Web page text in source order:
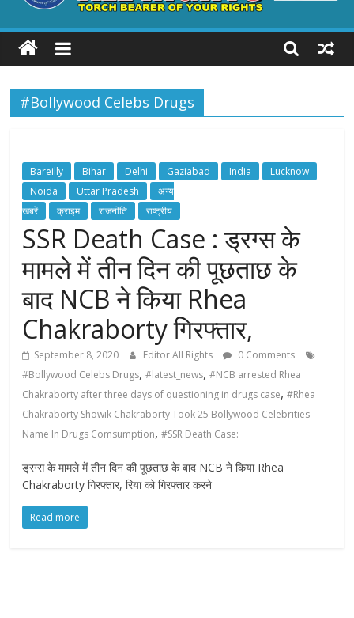
ALL
RIGHTS
Torch
your
Rights
#Bollywood Celebs Drugs
Bareilly Bihar Delhi Gaziabad India
Lucknow
Noida
Uttar Pradesh
अन्य
खबरें
क्राइम राजनीति राष्ट्रीय
SSR Death Case : ड्रग्स के
मामले में तीन दिन की पूछताछ के
बाद NCB ने किया Rhea
Chakraborty गिरफ्तार,
September 8, 2020 Editor All Rights
0 Comments
#Bollywood Celebs Drugs,#latest_news,#NCB arrested Rhea
Chakraborty after three days of questioning in drugs case,#Rhea
Chakraborty Showik Chakraborty Took 25 Bollywood Celebrities
Name In Drugs Comsumption,#SSR Death Case:
ड्रग्स के मामले में तीन दिन की पूछताछ के बाद NCB ने किया Rhea
Chakraborty गिरफ्तार, रिया को गिरफ्तार करने
Read more